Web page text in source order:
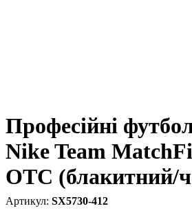
Професійні
Nike Team
OTC (блакитний/
SX5730-412